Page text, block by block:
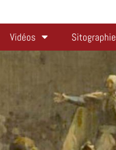
Vidéos Sitographie